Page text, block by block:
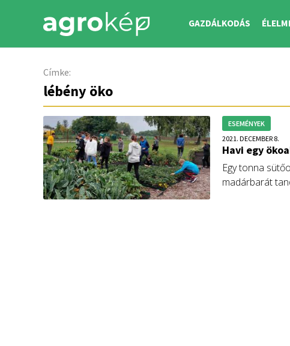
GAZDÁLKODÁS
Címke:
lébény öko
ESEMÉNYEK
2021. DECEMBER 8.
Havi egy
Egy tonna
madárbarát